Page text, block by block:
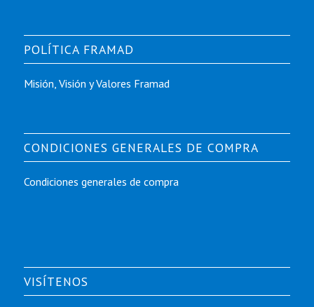
POLÍTICA FRAMAD
Misión, Visión y Valores Framad
CONDICIONES GENERALES DE COMPRA
Condiciones generales de compra
VISÍTENOS